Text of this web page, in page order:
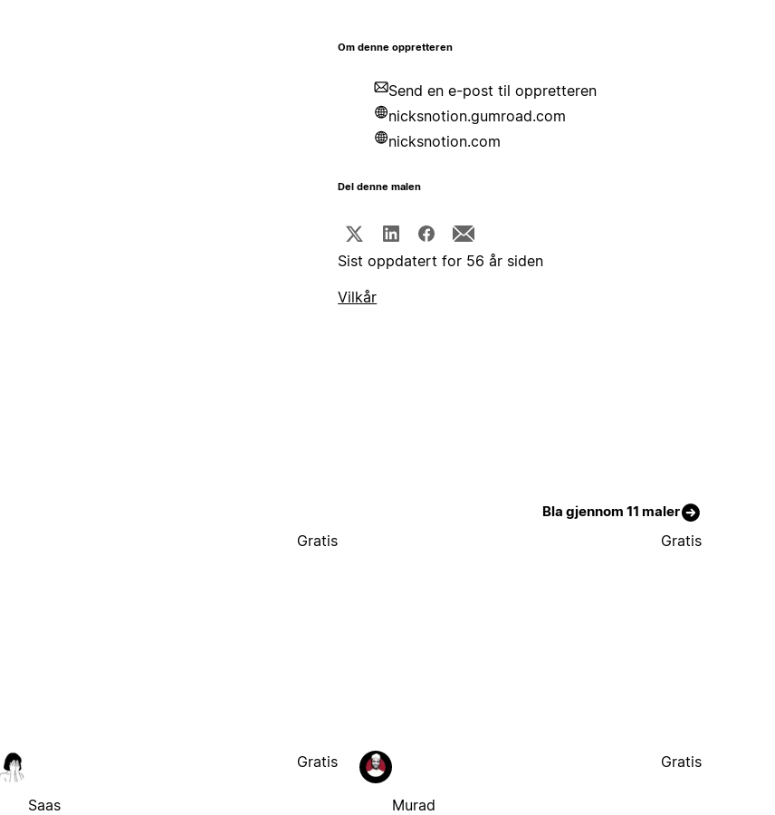
Om denne oppretteren
Send en e-post til oppretteren
nicksnotion.gumroad.com
nicksnotion.com
Del denne malen
Sist oppdatert for 56 år siden
Vilkår
Bla gjennom 11 maler
Gratis Gratis
Saas
Gratis
Murad
Gratis